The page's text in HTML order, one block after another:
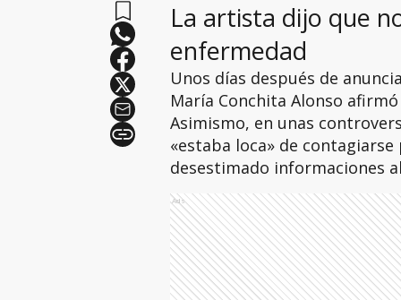
La artista dijo que
enfermedad
Unos días después de
María Conchita Alonso
Asimismo, en unas
«estaba loca» de
desestimado informaciones
Ads